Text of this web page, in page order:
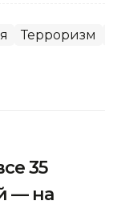
Терроризм
35
— на